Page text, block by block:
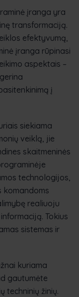
įranga yra
transformaciją.
efektyvumą,
įranga rūpinasi
aspektais –
į
siekiama
veiklą, jie
skaitmeninės
technologijos,
komandoms
realiuoju
Tokius
sistemas ir
kuriama
gautumėte
techninių žinių.